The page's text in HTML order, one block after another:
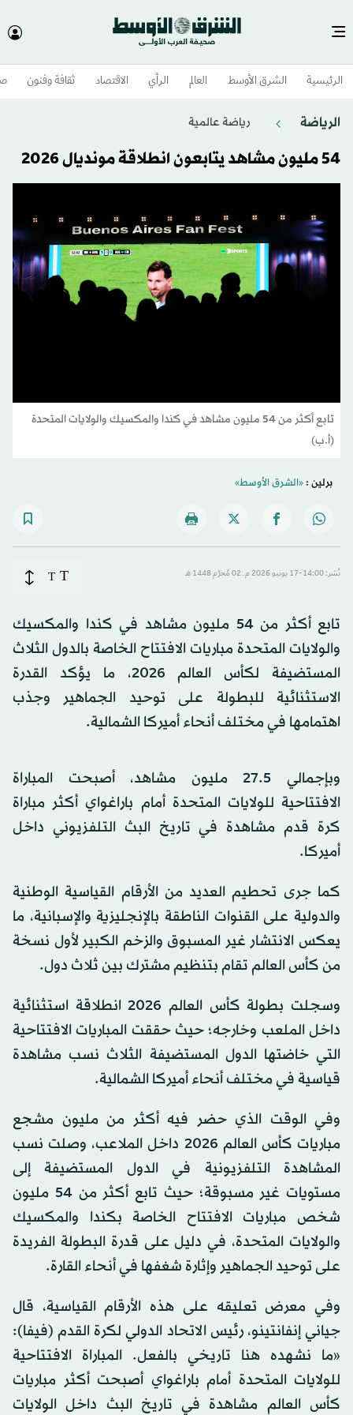
الرئيسية الشرق الأوسط​ العالم الرأي الاقتصاد ثقافة وفنون
الرياضة رياضة عالمية
54 مليون مشاهد يتابعون انطلاقة مونديال 2026
تابع أكثر من 54 مليون مشاهد في كندا والمكسيك والولايات المتحدة
(أ.ب)
برلين :«الشرق الأوسط»
نُشر: 14:00-17 يونيو 2026 م ـ 02 مُحرَّم 1448 هـ T
T
تابع أكثر من 54 مليون مشاهد في كندا والمكسيك
والولايات المتحدة مباريات الافتتاح الخاصة بالدول الثلاث
المستضيفة لكأس العالم 2026، ما يؤكد القدرة
الاستثنائية للبطولة على توحيد الجماهير وجذب
اهتمامها في مختلف أنحاء أميركا الشمالية.
وبإجمالي 5.‏27 مليون مشاهد، أصبحت المباراة
الافتتاحية للولايات المتحدة أمام باراغواي أكثر مباراة
كرة قدم مشاهدة في تاريخ البث التلفزيوني داخل
أميركا.
كما جرى تحطيم العديد من الأرقام القياسية الوطنية
والدولية على القنوات الناطقة بالإنجليزية والإسبانية، ما
يعكس الانتشار غير المسبوق والزخم الكبير لأول نسخة
من كأس العالم تقام بتنظيم مشترك بين ثلاث دول.
وسجلت بطولة كأس العالم 2026 انطلاقة استثنائية
داخل الملعب وخارجه؛ حيث حققت المباريات الافتتاحية
التي خاضتها الدول المستضيفة الثلاث نسب مشاهدة
قياسية في مختلف أنحاء أميركا الشمالية.
وفي الوقت الذي حضر فيه أكثر من مليون مشجع
مباريات كأس العالم 2026 داخل الملاعب، وصلت نسب
المشاهدة التلفزيونية في الدول المستضيفة إلى
مستويات غير مسبوقة؛ حيث تابع أكثر من 54 مليون
شخص مباريات الافتتاح الخاصة بكندا والمكسيك
والولايات المتحدة، في دليل على قدرة البطولة الفريدة
على توحيد الجماهير وإثارة شغفها في أنحاء القارة.
وفي معرض تعليقه على هذه الأرقام القياسية، قال
جياني إنفانتينو، رئيس الاتحاد الدولي لكرة القدم (فيفا):
«ما نشهده هنا تاريخي بالفعل. المباراة الافتتاحية
للولايات المتحدة أمام باراغواي أصبحت أكثر مباريات
كأس العالم مشاهدة في تاريخ البث داخل الولايات